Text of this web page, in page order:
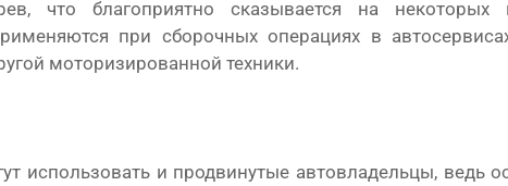
что благоприятно сказывается на
при сборочных операциях в
моторизированной техники.
использовать и продвинутые автовладельцы, ведь